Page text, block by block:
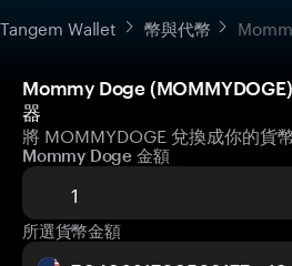
Tangem Wallet 幣與代幣
Mommy Doge
器
將 MOMMYDOGE 兌換成你的貨
Mommy Doge 金額
所選貨幣金額